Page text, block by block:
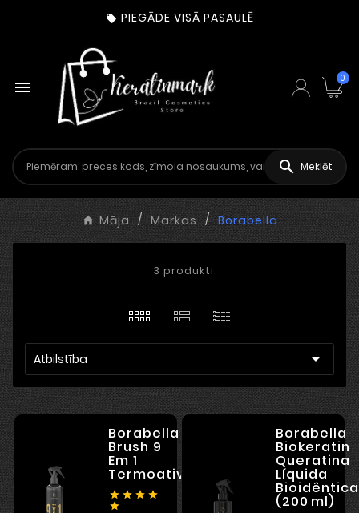
 PIEGĀDE VISĀ PASAULĒ
 0
 Meklēt
Māja Markas Borabella
3 produkti
Atbilstība 
Borabella
Brush 9
Em 1
Termoativado
   

Borabella
Biokeratin
Queratina
Líquida
Bioidêntica
(200 ml)